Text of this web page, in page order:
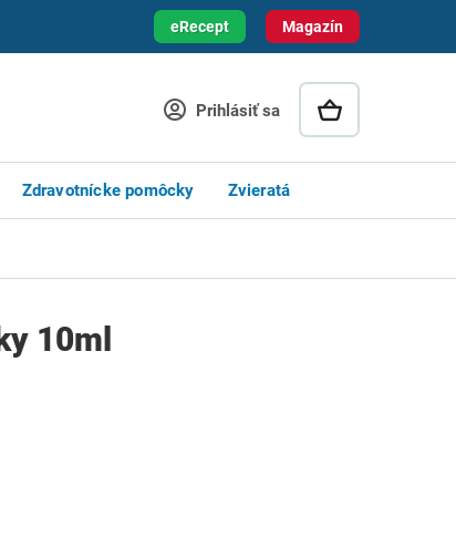
Magazín
eRecept
Prihlásiť sa
Zdravotnícke pomôcky Zvieratá
10ml